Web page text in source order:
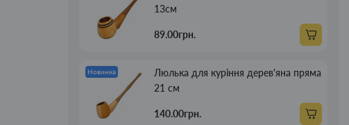
13см
89.00грн.
Новинка
Люлька для куріння дерев'яна пряма
21 см
140.00грн.